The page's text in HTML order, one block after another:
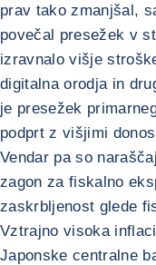
prav tako zmanjšal,
povečal presežek v
izravnalo višje
digitalna orodja in
je presežek
podprt z višjimi
Vendar pa so
zagon za fiskalno
zaskrbljenost glede
Vztrajno visoka
Japonske centralne